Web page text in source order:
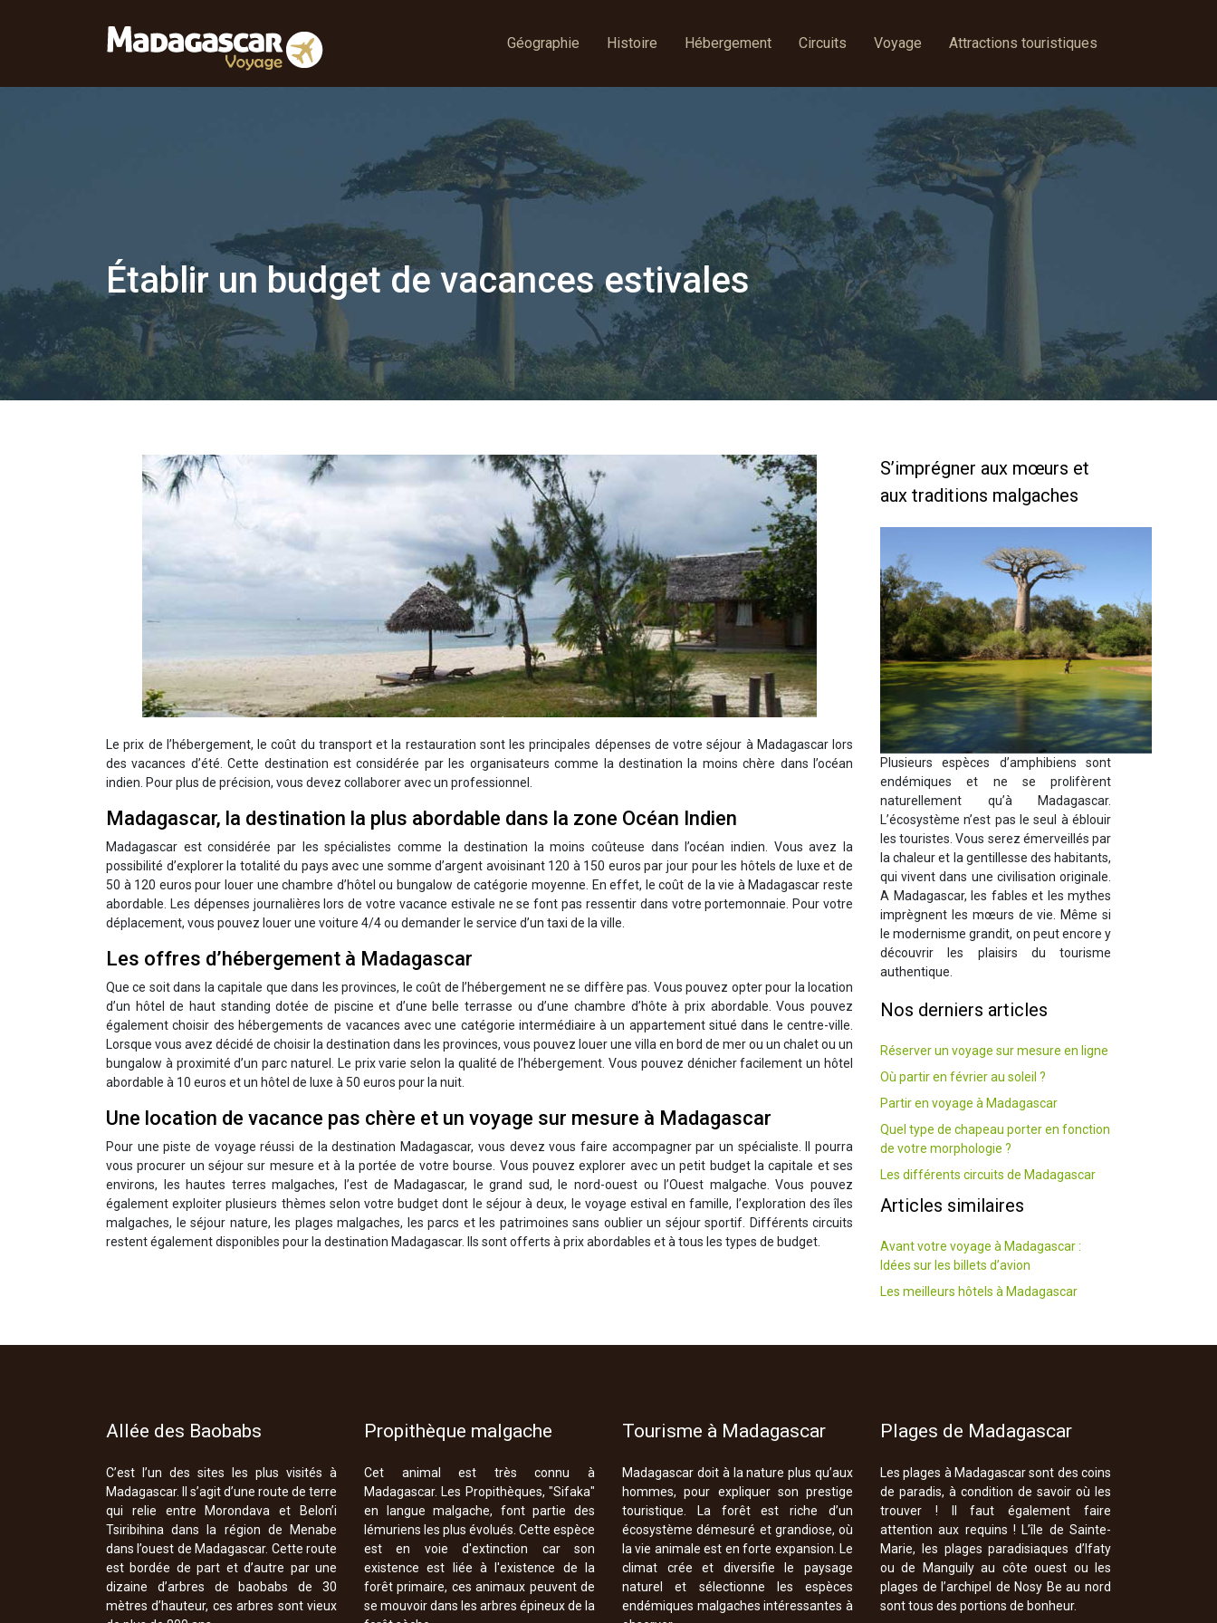
Géographie Histoire Hébergement Circuits Voyage Attractions touristiques
Établir un budget de vacances estivales
Le prix de l’hébergement, le coût du transport et la restauration sont les principales dépenses de votre séjour à Madagascar lors
des vacances d’été. Cette destination est considérée par les organisateurs comme la destination la moins chère dans l’océan
indien. Pour plus de précision, vous devez collaborer avec un professionnel.
Madagascar, la destination la plus abordable dans la zone Océan Indien
Madagascar est considérée par les spécialistes comme la destination la moins coûteuse dans l’océan indien. Vous avez la
possibilité d’explorer la totalité du pays avec une somme d’argent avoisinant 120 à 150 euros par jour pour les hôtels de luxe et de
50 à 120 euros pour louer une chambre d’hôtel ou bungalow de catégorie moyenne. En effet, le coût de la vie à Madagascar reste
abordable. Les dépenses journalières lors de votre vacance estivale ne se font pas ressentir dans votre portemonnaie. Pour votre
déplacement, vous pouvez louer une voiture 4/4 ou demander le service d’un taxi de la ville.
Les offres d’hébergement à Madagascar
Que ce soit dans la capitale que dans les provinces, le coût de l’hébergement ne se diffère pas. Vous pouvez opter pour la location
d’un hôtel de haut standing dotée de piscine et d’une belle terrasse ou d’une chambre d’hôte à prix abordable. Vous pouvez
également choisir des hébergements de vacances avec une catégorie intermédiaire à un appartement situé dans le centre-ville.
Lorsque vous avez décidé de choisir la destination dans les provinces, vous pouvez louer une villa en bord de mer ou un chalet ou un
bungalow à proximité d’un parc naturel. Le prix varie selon la qualité de l’hébergement. Vous pouvez dénicher facilement un hôtel
abordable à 10 euros et un hôtel de luxe à 50 euros pour la nuit.
Une location de vacance pas chère et un voyage sur mesure à Madagascar
Pour une piste de voyage réussi de la destination Madagascar, vous devez vous faire accompagner par un spécialiste. Il pourra
vous procurer un séjour sur mesure et à la portée de votre bourse. Vous pouvez explorer avec un petit budget la capitale et ses
environs, les hautes terres malgaches, l’est de Madagascar, le grand sud, le nord-ouest ou l’Ouest malgache. Vous pouvez
également exploiter plusieurs thèmes selon votre budget dont le séjour à deux, le voyage estival en famille, l’exploration des îles
malgaches, le séjour nature, les plages malgaches, les parcs et les patrimoines sans oublier un séjour sportif. Différents circuits
restent également disponibles pour la destination Madagascar. Ils sont offerts à prix abordables et à tous les types de budget.
S’imprégner aux mœurs et
aux traditions malgaches
Plusieurs espèces d’amphibiens sont
endémiques et ne se prolifèrent
naturellement qu’à Madagascar.
L’écosystème n’est pas le seul à éblouir
les touristes. Vous serez émerveillés par
la chaleur et la gentillesse des habitants,
qui vivent dans une civilisation originale.
A Madagascar, les fables et les mythes
imprègnent les mœurs de vie. Même si
le modernisme grandit, on peut encore y
découvrir les plaisirs du tourisme
authentique.
Nos derniers articles
Réserver un voyage sur mesure en ligne
Où partir en février au soleil ?
Partir en voyage à Madagascar
Quel type de chapeau porter en fonction
de votre morphologie ?
Les différents circuits de Madagascar
Articles similaires
Avant votre voyage à Madagascar :
Idées sur les billets d’avion
Les meilleurs hôtels à Madagascar
Allée des Baobabs
C’est l’un des sites les plus visités à
Madagascar. Il s’agit d’une route de terre
qui relie entre Morondava et Belon’i
Tsiribihina dans la région de Menabe
dans l’ouest de Madagascar. Cette route
est bordée de part et d’autre par une
dizaine d’arbres de baobabs de 30
mètres d’hauteur, ces arbres sont vieux
Propithèque malgache
Cet animal est très connu à
Madagascar. Les Propithèques, "Sifaka"
en langue malgache, font partie des
lémuriens les plus évolués. Cette espèce
est en voie d'extinction car son
existence est liée à l'existence de la
forêt primaire, ces animaux peuvent de
se mouvoir dans les arbres épineux de la
Tourisme à Madagascar
Madagascar doit à la nature plus qu’aux
hommes, pour expliquer son prestige
touristique. La forêt est riche d’un
écosystème démesuré et grandiose, où
la vie animale est en forte expansion. Le
climat crée et diversifie le paysage
naturel et sélectionne les espèces
endémiques malgaches intéressantes à
Plages de Madagascar
Les plages à Madagascar sont des coins
de paradis, à condition de savoir où les
trouver ! Il faut également faire
attention aux requins ! L’île de Sainte-
Marie, les plages paradisiaques d’Ifaty
ou de Manguily au côte ouest ou les
plages de l’archipel de Nosy Be au nord
sont tous des portions de bonheur.